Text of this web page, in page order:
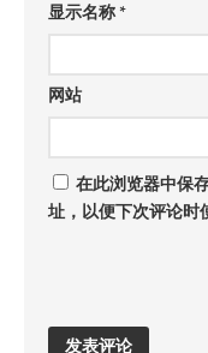
显示名称*
网站
在此浏览器中保
址，以便下次评论时